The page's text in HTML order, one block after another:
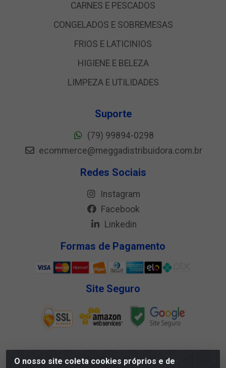
O nosso site coleta cookies próprios e de
CARNES E PESCADOS
CONGELADOS E SOBREMESAS
FRIOS E LATICINIOS
HIGIENE E BELEZA
LIMPEZA E UTILIDADES
Suporte
(79) 99894-0298
ecommerce@meggadistribuidora.com.br
Redes Sociais
Instagram
Facebook
Linkedin
Formas de Pagamento
Site Seguro